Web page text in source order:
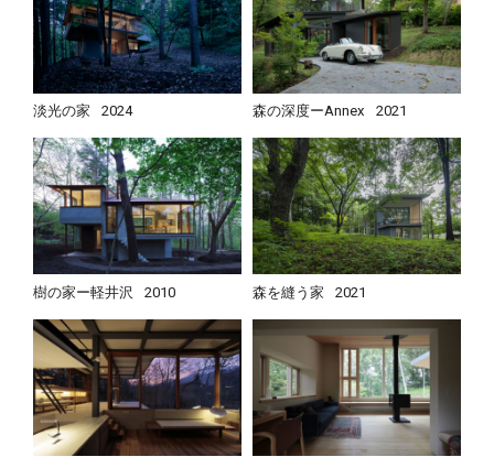
淡光の家 2024 森の深度ーAnnex 2021
樹の家ー軽井沢 2010 森を縫う家 2021